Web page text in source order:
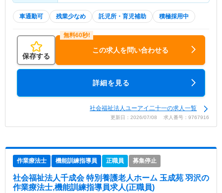
車通勤可 残業少なめ 託児所・育児補助 積極採用中
保存する
この求人を問い合わせる
詳細を見る
社会福祉法人ユーアイ二十一の求人一覧
更新日：2026/07/08 求人番号：9767916
作業療法士 機能訓練指導員 正職員 募集停止
社会福祉法人千成会 特別養護老人ホーム 玉成苑 羽沢の
作業療法士,機能訓練指導員求人(正職員)